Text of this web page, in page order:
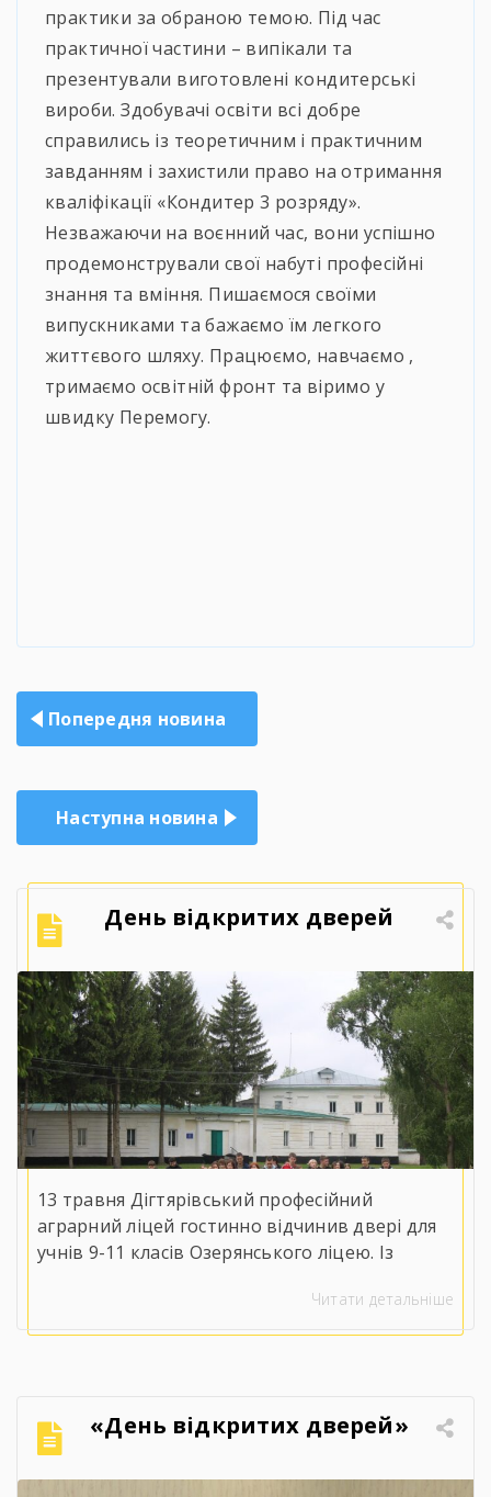
практики за обраною темою. Під час
практичної частини – випікали та
презентували виготовлені кондитерські
вироби. Здобувачі освіти всі добре
справились із теоретичним і практичним
завданням і захистили право на отримання
кваліфікації «Кондитер 3 розряду».
Незважаючи на воєнний час, вони успішно
продемонстрували свої набуті професійні
знання та вміння. Пишаємося своїми
випускниками та бажаємо їм легкого
життєвого шляху. Працюємо, навчаємо ,
тримаємо освітній фронт та віримо у
швидку Перемогу.
Навігація
записів
Попередня новина
Наступна новина
День відкритих дверей
13 травня Дігтярівський професійний
аграрний ліцей гостинно відчинив двері для
учнів 9-11 класів Озерянського ліцею. Із
звернувся заступник директора з навчально-
виробничої роботи Сергій Коломієць, який
навчання та правилами прийому на 2026 рік.
Для гостей організували оглядову екскурсію
кабінетами, майстернями, лабораторіями та
Читати детальніше
«День відкритих дверей»